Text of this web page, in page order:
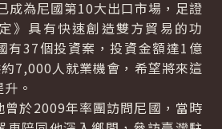
成為尼國第10大出口市場，足證
》具有快速創造雙方貿易的功
有37個投資案，投資金額達1億
7,000人就業機會，希望將來這
。
於2009年率團訪問尼國，當時